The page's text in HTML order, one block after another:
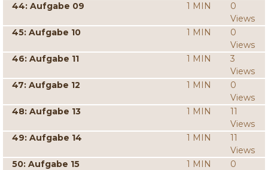
44: Aufgabe 09
1 MIN
0
Views
45: Aufgabe 10
1 MIN
0
Views
46: Aufgabe 11
1 MIN
3
Views
47: Aufgabe 12
1 MIN
0
Views
48: Aufgabe 13
1 MIN
11
Views
49: Aufgabe 14
1 MIN
11
Views
50: Aufgabe 15
1 MIN
0